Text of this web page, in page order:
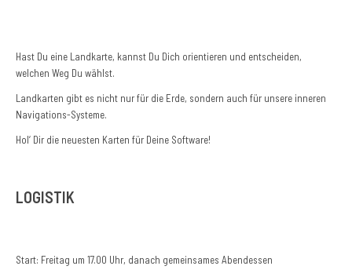
Hast Du eine Landkarte, kannst Du Dich orientieren und entscheiden,
welchen Weg Du wählst.
Landkarten gibt es nicht nur für die Erde, sondern auch für unsere inneren
Navigations-Systeme.
Hol‘ Dir die neuesten Karten für Deine Software!
LOGISTIK
Start: Freitag um 17.00 Uhr, danach gemeinsames Abendessen